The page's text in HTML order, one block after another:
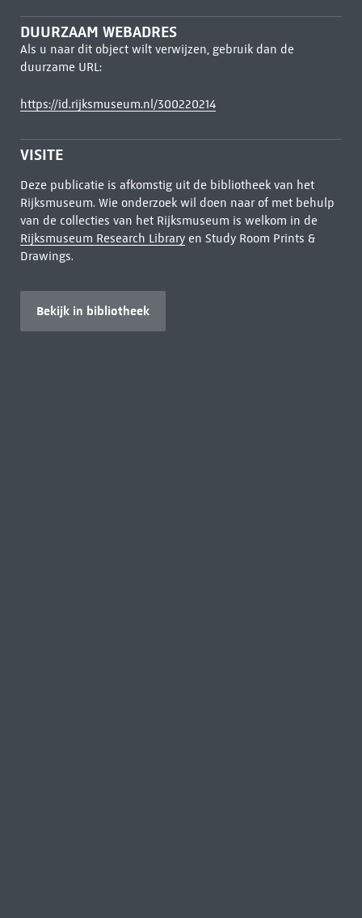
DUURZAAM WEBADRES
Als u naar dit object wilt verwijzen, gebruik dan de
duurzame URL:
https://id.rijksmuseum.nl/300220214
VISITE
Deze publicatie is afkomstig uit de bibliotheek van het
Rijksmuseum. Wie onderzoek wil doen naar of met behulp
van de collecties van het Rijksmuseum is welkom in de
Rijksmuseum Research Libraryen Study Room Prints &
Drawings.
Bekijk in bibliotheek